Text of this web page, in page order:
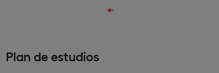
Plan de estudios